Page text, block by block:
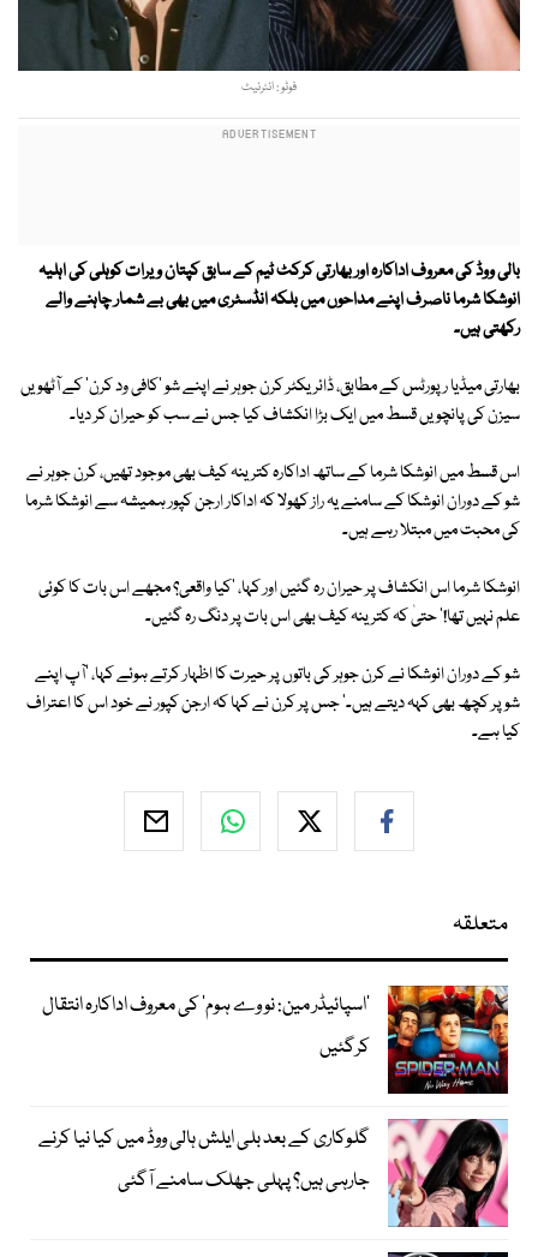
فوٹو : انٹرنیٹ
بالی ووڈ کی معروف اداکارہ اور بھارتی کرکٹ ٹیم کے سابق کپتان ویرات کوہلی کی اہلیہ
انوشکا شرما ناصرف اپنے مداحوں میں بلکہ انڈسٹری میں بھی بے شمار چاہنے والے
رکھتی ہیں۔
بھارتی میڈیا رپورٹس کے مطابق، ڈائریکٹر کرن جوہر نے اپنے شو 'کافی ود کرن' کے آٹھویں
سیزن کی پانچویں قسط میں ایک بڑا انکشاف کیا جس نے سب کو حیران کر دیا۔
اس قسط میں انوشکا شرما کے ساتھ اداکارہ کترینہ کیف بھی موجود تھیں، کرن جوہر نے
شو کے دوران انوشکا کے سامنے یہ راز کھولا کہ اداکار ارجن کپور ہمیشہ سے انوشکا شرما
کی محبت میں مبتلا رہے ہیں۔
انوشکا شرما اس انکشاف پر حیران رہ گئیں اور کہا، 'کیا واقعی؟ مجھے اس بات کا کوئی
علم نہیں تھا!' حتیٰ کہ کترینہ کیف بھی اس بات پر دنگ رہ گئیں۔
شو کے دوران انوشکا نے کرن جوہر کی باتوں پر حیرت کا اظہار کرتے ہوئے کہا، 'آپ اپنے
شو پر کچھ بھی کہہ دیتے ہیں۔' جس پر کرن نے کہا کہ ارجن کپور نے خود اس کا اعتراف
کیا ہے۔
متعلقہ
’اسپائیڈر مین: نو وے ہوم‘ کی معروف اداکارہ انتقال
کرگئیں
گلوکاری کے بعد بلی ایلش ہالی ووڈ میں کیا نیا کرنے
جارہی ہیں؟ پہلی جھلک سامنے آگئی